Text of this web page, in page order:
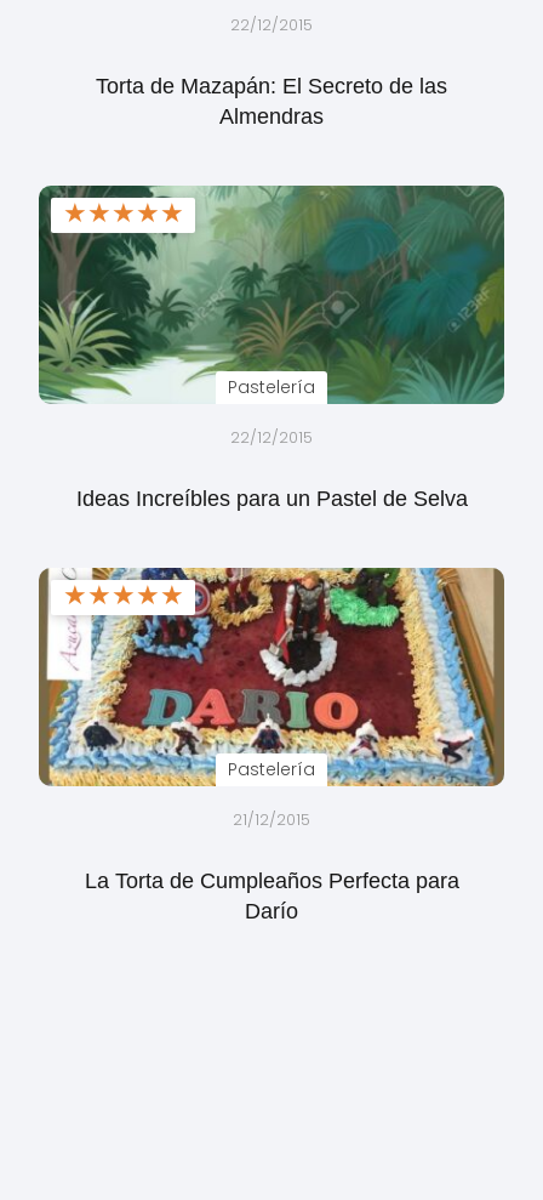
22/12/2015
Torta de Mazapán: El Secreto de las
Almendras
★★★★★
Pastelería
22/12/2015
Ideas Increíbles para un Pastel de Selva
★★★★★
Pastelería
21/12/2015
La Torta de Cumpleaños Perfecta para
Darío